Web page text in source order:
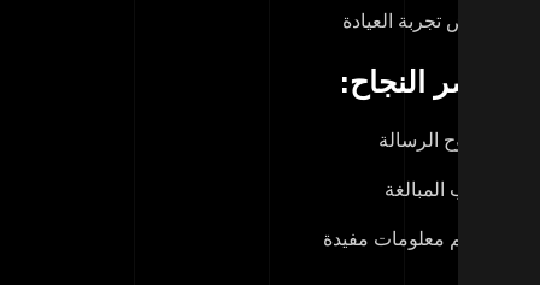
عرض تجربة العيادة
النجاح:
وضوح الرسالة
تجنب المبالغة
تقديم معلومات مفيدة